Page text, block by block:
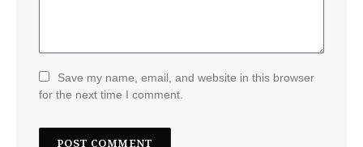
Save my name, email, and website in this browser
for the next time I comment.